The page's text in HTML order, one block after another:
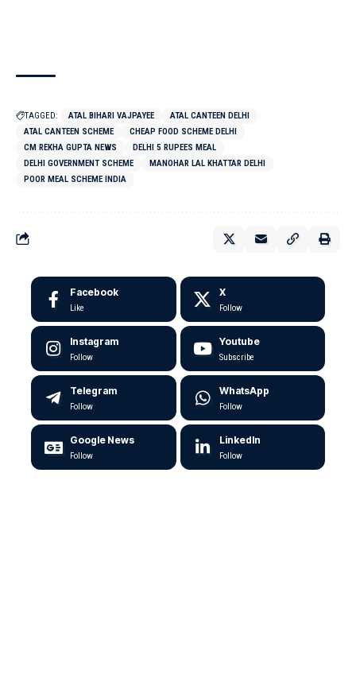
TAGGED: ATAL BIHARI VAJPAYEE
ATAL CANTEEN DELHI
ATAL CANTEEN SCHEME
CHEAP FOOD SCHEME DELHI
CM REKHA GUPTA NEWS
DELHI 5 RUPEES MEAL
DELHI GOVERNMENT SCHEME
MANOHAR LAL KHATTAR DELHI
POOR MEAL SCHEME INDIA
Facebook
Like
X
Follow
Instagram
Follow
Youtube
Subscribe
Telegram
Follow
WhatsApp
Follow
Google News
Follow
LinkedIn
Follow